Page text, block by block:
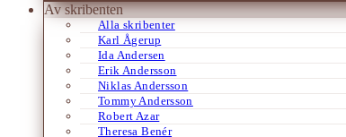
Av skribenten
Alla skribenter
Karl Ågerup
Ida Andersen
Erik Andersson
Niklas Andersson
Tommy Andersson
Robert Azar
Theresa Benér